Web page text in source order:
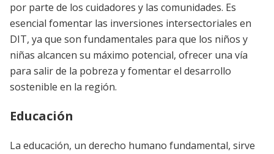
por parte de los cuidadores y las comunidades. Es
esencial fomentar las inversiones intersectoriales en
DIT, ya que son fundamentales para que los niños y
niñas alcancen su máximo potencial, ofrecer una vía
para salir de la pobreza y fomentar el desarrollo
sostenible en la región.
Educación
La educación, un derecho humano fundamental, sirve